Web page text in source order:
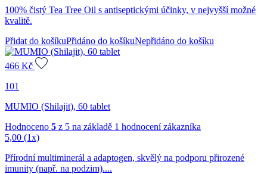
100% čistý Tea Tree Oil s antiseptickými účinky, v nejvyšší možné
kvalitě.
Přidat do košíkuPřidáno do košíkuNepřidáno do košíku
466 Kč
101
MUMIO (Shilajit), 60 tablet
Hodnoceno 5 z 5 na základě 1 hodnocení zákazníka
5,00 (1x)
Přírodní multiminerál a adaptogen, skvělý na podporu přirozené
imunity (např. na podzim)....